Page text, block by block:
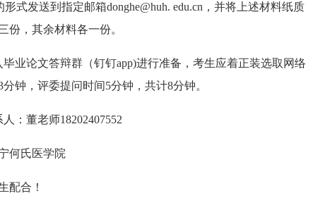
式发送到指定邮箱donghe@huh. edu.cn，并将上述材料纸质
份，其余材料各一份。
业论文答辩群（钉钉app)进行准备，考生应着正装选取网络
钟，评委提问时间5分钟，共计8分钟。
：董老师18202407552
何氏医学院
配合！